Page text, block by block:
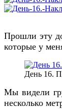
Прошли эту
которые у
День 16.
Мы видели
несколько